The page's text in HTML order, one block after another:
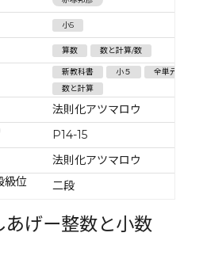
小5
算数 数と計算/数
新教科書 小５
全単元
数と計算
法則化アツマロウ
P14-15
法則化アツマロウ
級位
二段
げー整数と小数